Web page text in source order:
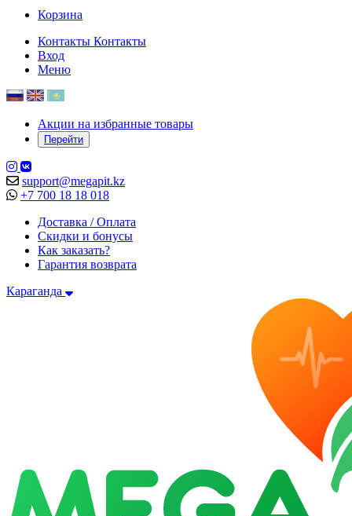
Корзина
Контакты Контакты
Вход
Меню
Акции на избранные товары
Перейти
support@megapit.kz
+7 700 18 18 018
Доставка / Оплата
Скидки и бонусы
Как заказать?
Гарантия возврата
Караганда